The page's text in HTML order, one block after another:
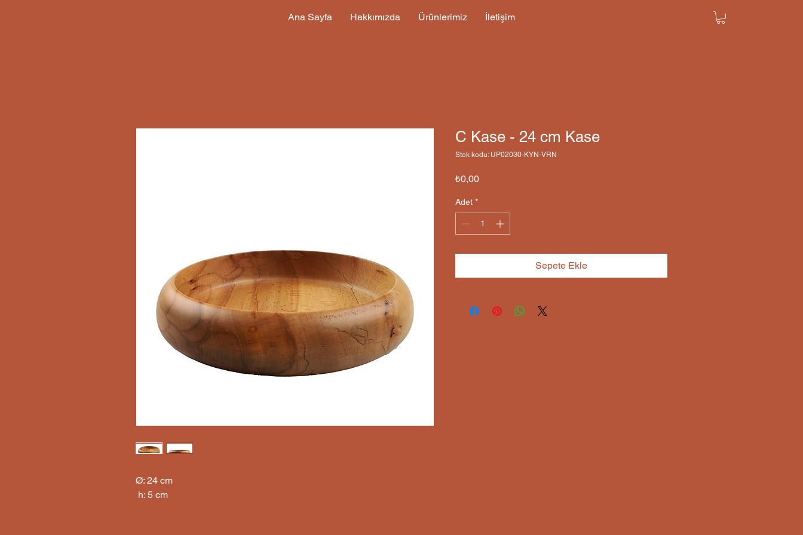
Ana Sayfa Hakkımızda Ürünlerimiz İletişim
Ø: 24 cm
h: 5 cm
C Kase - 24 cm Kase
Stok kodu: UP02030-KYN-VRN
₺0,00Fiyat
Adet *
Sepete Ekle